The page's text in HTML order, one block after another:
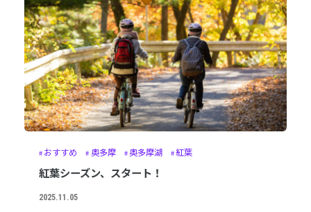
おすすめ 奥多摩 奥多摩湖 紅葉
紅葉シーズン、スタート！
2025.11.05